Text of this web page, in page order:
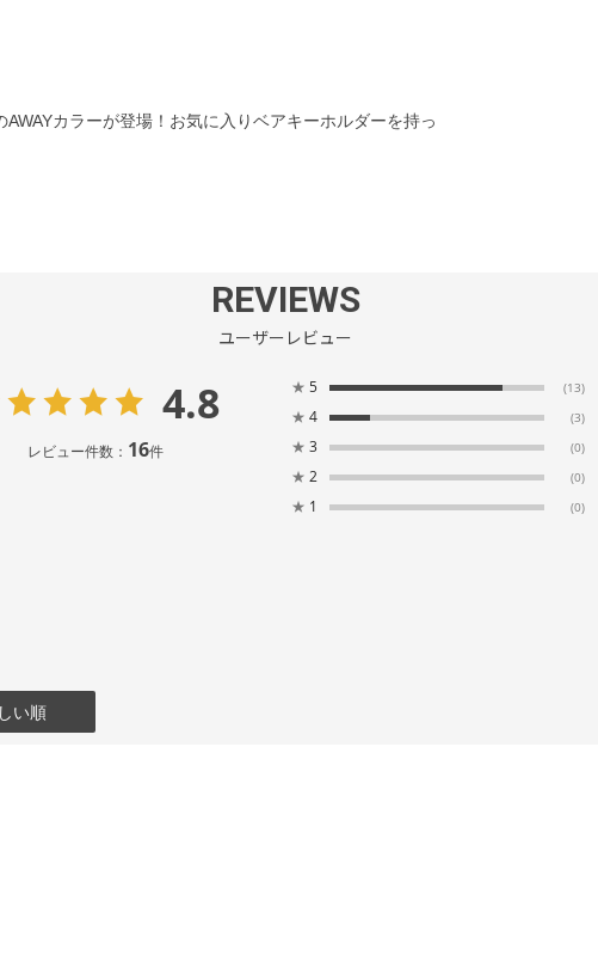
カラーが登場！お気に入りベアキーホルダーを持っ
REVIEWS
ユーザーレビュー
4.8
レビュー件数： 16件
★ 5 (13)
★ 4 (3)
★ 3 (0)
★ 2 (0)
★ 1 (0)
い順